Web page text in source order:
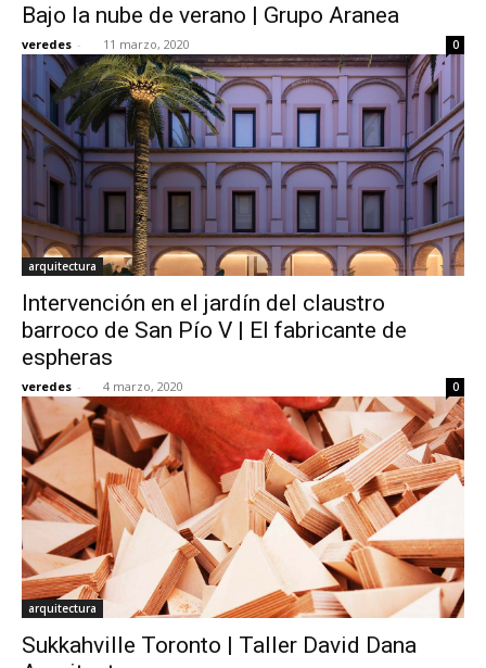
Bajo la nube de verano | Grupo Aranea
veredes - 11 marzo, 2020 0
arquitectura
Intervención en el jardín del claustro
barroco de San Pío V | El fabricante de
espheras
veredes - 4 marzo, 2020 0
arquitectura
Sukkahville Toronto | Taller David Dana